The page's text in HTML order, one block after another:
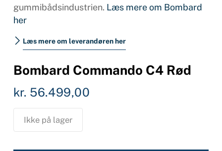
gummibådsindustrien. Læs mere om Bombard
her
Læs mere om leverandøren her
Bombard Commando C4 Rød
kr. 56.499,00
Ikke på lager